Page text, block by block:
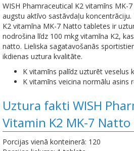
WISH Phamraceutical K2 vitamīns MK-
augstu aktīvo sastāvdaļu
K2 vitamīna MK-7 Natto tabletes ir
nodrošina līdz 100 mkg vitamīna K2,
natto. Lieliska sagatavošanās
ikdienas uztura kvalitāte.
K vitamīns palīdz uzturēt veselus
K vitamīns veicina normālu asins
Uztura fakti WISH
Vitamin K2 MK-7 Natto
Porcijas vienā konteinerā: 120